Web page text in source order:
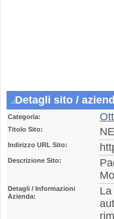
Detagli sito /
Categoria:
Titolo Sito:
Indirizzo URL Sito:
Descrizione Sito:
Detagli / Informazioni
Azienda: